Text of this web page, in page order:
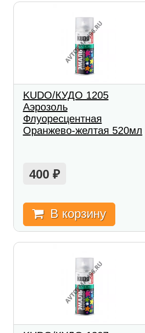
KUDO/КУДО 1205
Аэрозоль
Флуоресцентная
Оранжево-желтая 520мл
400 ₽
В корзину